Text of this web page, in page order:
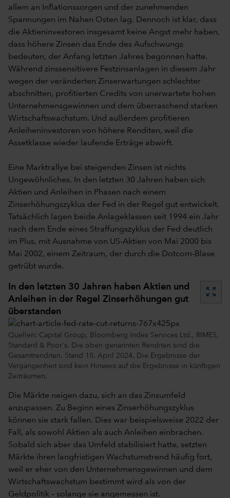
allem an Inflationssorgen und der zunehmenden
Spannungen im Nahen Osten lag. Dennoch ist klar, dass
die Aktieninvestoren insgesamt keine Angst mehr haben,
dass höhere Zinsen das Ende des Aufschwungs
bedeuten, der Anfang letzten Jahres begonnen hatte.
Während zinssensitivere Festzinsanlagen in diesem Jahr
wegen der veränderten Zinserwartungen schlechter
abschnitten, profitierten Credits von unerwartete hohen
Unternehmensgewinnen und dem überraschend starken
Wirtschaftswachstum. Und außerdem profitieren
Anleiheninvestoren von höhere Renditen, weil die
Assetklasse wieder laufende Erträge abwirft.
Eine Marktrallye bei steigenden Zinsen ist nichts
Ungewöhnliches. In den letzten 30 Jahren haben sich
Aktien und Anleihen in Phasen nach einem
Zinserhöhungszyklus der Fed in der Regel gut entwickelt.
Tatsächlich lagen beide Anlageklassen seit 1994 ein Jahr
nach dem Ende eines Straffungszyklus der Fed deutlich
im Plus, mit Ausnahme von US-Aktien von Mai 2000 bis
Mai 2002, einem Zeitraum, der durch die Dotcom-Blase
getrübt wurde.
In den letzten 30 Jahren haben Aktien und
Anleihen in der Regel Zinserhöhungen gut
überstanden
zoom_out_map
Quellen: Capital Group, Bloomberg Index Services Ltd., RIMES,
Standard & Poor's. Die oben genannten Renditen sind die
Gesamtrenditen. Stand 18. April 2024. Die Ergebnisse der
Vergangenheit sind kein Hinweis auf die Ergebnisse in künftigen
Zeiträumen.
Die Märkte neigen dazu, sich an das Zinsumfeld
anzupassen. Zu Beginn eines Zinserhöhungszyklus
können sie stark fallen. Dies war beispielsweise 2022 der
Fall, als sowohl Aktien als auch Anleihen einbrachen.
Sobald sich aber das Umfeld stabilisiert hatte, setzten
Märkte ihren langfristigen Wachstumstrend häufig fort,
weil er eher von den Unternehmensgewinnen und dem
Wirtschaftswachstum bestimmt wird als von der
Geldpolitik – solange sie angemessen ist.